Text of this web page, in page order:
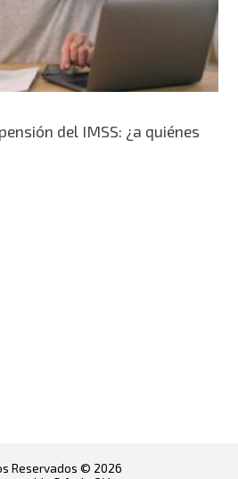
del IMSS: ¿a quiénes
Reservados © 2026